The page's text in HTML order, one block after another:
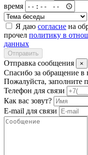
время
Я даю согласие на
прочел политику в
данных
Отправить
Отправка сообщения ×
Спасибо за обращение
Пожалуйста, заполните
Телефон для связи
Как вас зовут?
E-mail для связи